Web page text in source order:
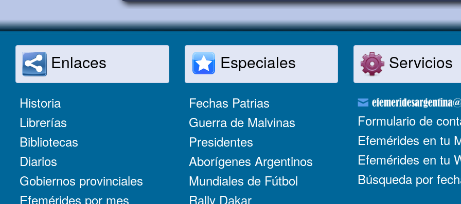
Enlaces
Historia
Librerías
Bibliotecas
Diarios
Gobiernos provinciales
Efemérides por mes
Especiales
Fechas Patrias
Guerra de Malvinas
Presidentes
Aborígenes Argentinos
Mundiales de Fútbol
Rally Dakar
Servicios
Formulario de
Efemérides en tu
Efemérides en tu
Búsqueda por